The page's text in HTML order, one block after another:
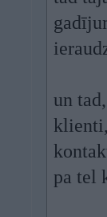
un
pa tel